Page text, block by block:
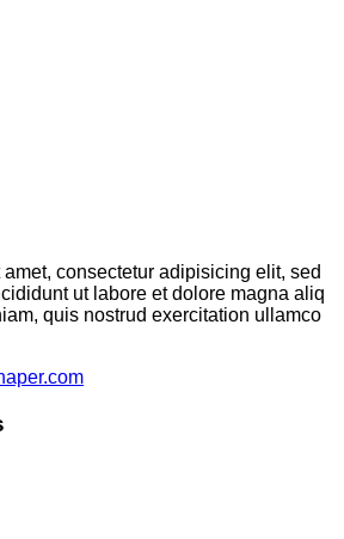
consectetur adipisicing elit, sed
ut labore et dolore magna aliq
quis nostrud exercitation ullamco